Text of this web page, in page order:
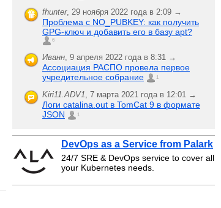
fhunter, 29 ноября 2022 года в 2:09 →
Проблема с NO_PUBKEY: как получить
GPG-ключ и добавить его в базу apt?
6
Иванн, 9 апреля 2022 года в 8:31 →
Ассоциация РАСПО провела первое
учредительное собрание
1
Kiri11.ADV1, 7 марта 2021 года в 12:01 →
Логи catalina.out в TomCat 9 в формате
JSON
1
DevOps as a Service from Palark
24/7 SRE & DevOps service to cover all
your Kubernetes needs.